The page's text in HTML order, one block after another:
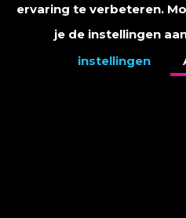
ervaring te verbeteren.
je de instellingen
instellingen